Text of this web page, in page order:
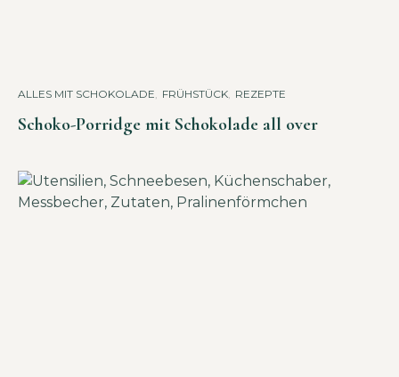
ALLES MIT SCHOKOLADE FRÜHSTÜCK REZEPTE
Schoko-Porridge mit Schokolade all over